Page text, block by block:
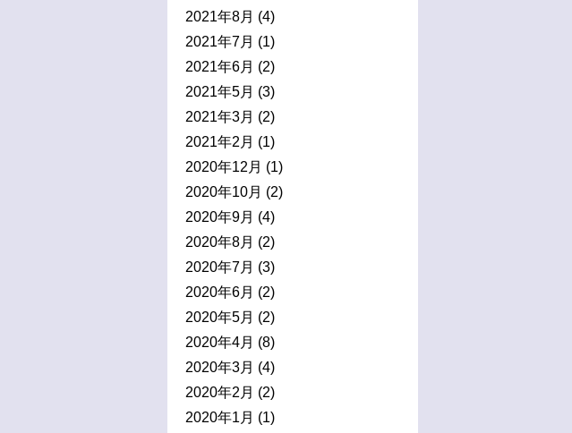
2021年8月 (4)
2021年7月 (1)
2021年6月 (2)
2021年5月 (3)
2021年3月 (2)
2021年2月 (1)
2020年12月 (1)
2020年10月 (2)
2020年9月 (4)
2020年8月 (2)
2020年7月 (3)
2020年6月 (2)
2020年5月 (2)
2020年4月 (8)
2020年3月 (4)
2020年2月 (2)
2020年1月 (1)